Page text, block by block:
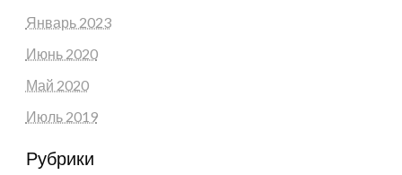
Январь 2023
Июнь 2020
Май 2020
Июль 2019
Рубрики